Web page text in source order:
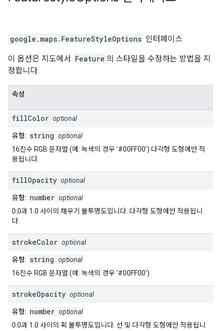
google.maps. FeatureStyleOptions 인터페이스
이 옵션은 지도에서 Feature 의 스타일을 수정하는 방법을 지
정합니다.
속성
fillColor optional
유형: string optional
16진수 RGB 문자열 (예: 녹색의 경우 '#00FF00') 다각형 도형에만 적
용됩니다.
fillOpacity optional
유형: number optional
0.0과 1.0 사이의 채우기 불투명도입니다. 다각형 도형에만 적용됩니
다.
strokeColor optional
유형: string optional
16진수 RGB 문자열 (예: 녹색의 경우 '#00FF00')
strokeOpacity optional
유형: number optional
0.0과 1.0 사이의 획 불투명도입니다. 선 및 다각형 도형에만 적용됩니